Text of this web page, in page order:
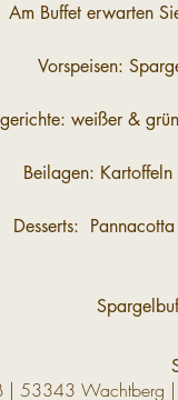
Am Buffet erwarten
Vorspeisen:
weißer &
Beilagen: Kartoffeln
Desserts:
| 53343 Wachtberg |